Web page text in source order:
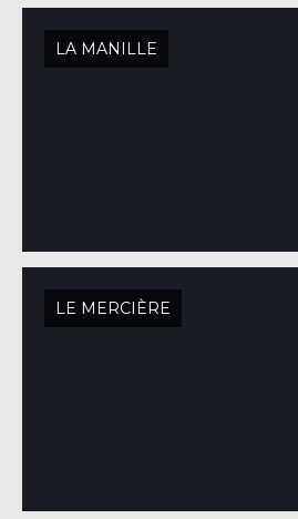
LA MANILLE
LE MERCIÈRE